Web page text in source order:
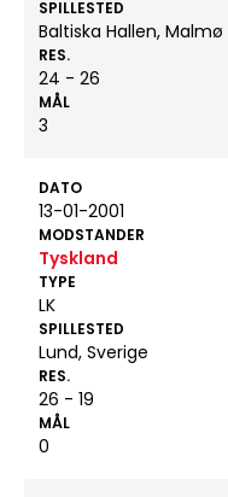
SPILLESTED
Baltiska Hallen, Malmø
RES.
24 - 26
MÅL
3
DATO
13-01-2001
MODSTANDER
Tyskland
TYPE
LK
SPILLESTED
Lund, Sverige
RES.
26 - 19
MÅL
0